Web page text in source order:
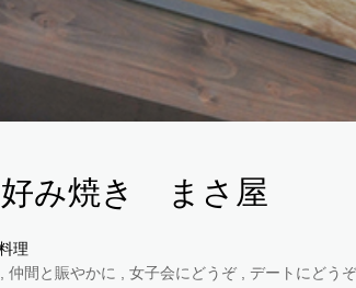
み焼き まさ屋
理
仲間と賑やかに , 女子会にどうぞ , デートにどう